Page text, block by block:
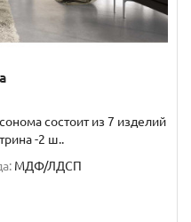
состоит из 7 изделий
-2 ш..
МДФ/ЛДСП